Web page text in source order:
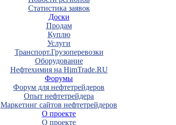
Статистика заявок
Доски
Продам
Куплю
Услуги
Транспорт.Грузоперевозки
Оборудование
Нефтехимия на HimTrade.RU
Форумы
Форум для нефтетрейдеров
Опыт нефтетрейдера
Маркетинг сайтов нефтетрейдеров
О проекте
О проекте